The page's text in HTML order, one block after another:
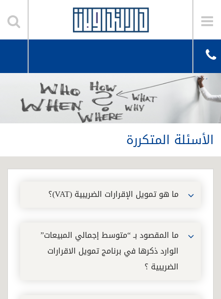
الأسئلة المتكررة
ما هو تمويل الإقرارات الضريبية (VAT)؟
ما المقصود بـ “متوسط إجمالي المبيعات”
الوارد ذكرها في برنامج تمويل الاقرارات
الضريبية ؟